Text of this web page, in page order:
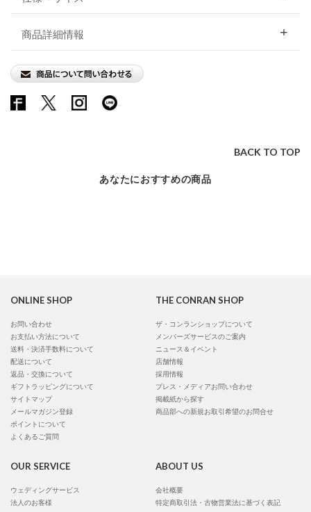
商品詳細情報
BACK TO TOP
あなたにおすすめの商品
ONLINE SHOP
お問い合わせ
お支払い方法について
送料・決済手数料について
配送について
返品・交換について
ギフトラッピングについて
サイトマップ
メールマガジン登録
ポイントについて
よくあるご質問
THE CONRAN SHOP
ザ・コンランショップについて
メンバーズサービスのご案内
ニュース＆イベント
店舗情報
採用情報
プレス・メディアお問い合わせ
掲載紙から探す
商品部への新規お取引希望のお問合せ
OUR SERVICE
ウェディングサービス
法人のお客様
ABOUT US
会社概要
特定商取引法・古物営業法に基づく表記